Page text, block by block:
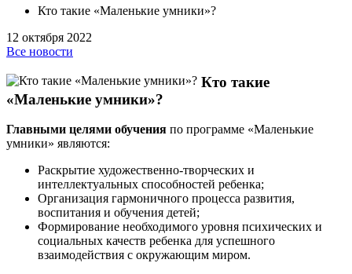
Кто такие «Маленькие умники»?
12 октября 2022
Все новости
Кто такие
«Маленькие умники»?
Главными целями обучения по программе «Маленькие
умники» являются:
Раскрытие художественно-творческих и
интеллектуальных способностей ребенка;
Организация гармоничного процесса развития,
воспитания и обучения детей;
Формирование необходимого уровня психических и
социальных качеств ребенка для успешного
взаимодействия с окружающим миром.